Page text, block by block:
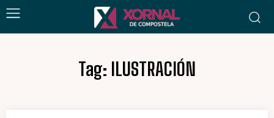
Tag: ILUSTRACIÓN